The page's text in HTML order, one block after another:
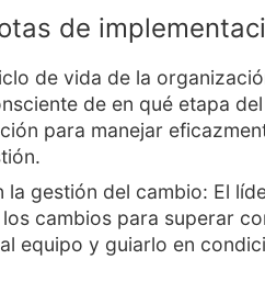
de
de vida de la
de en qué etapa
para manejar
la gestión del cambio: El
cambios para superar
equipo y guiarlo en